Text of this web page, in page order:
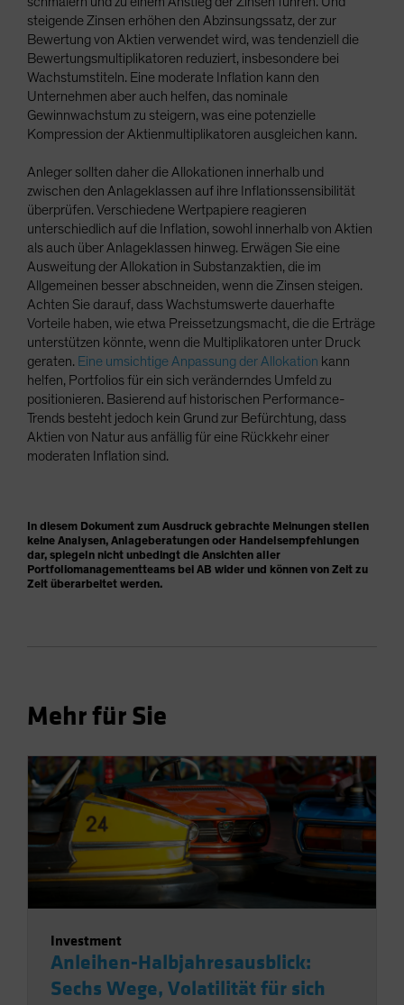
steigende Zinsen erhöhen den Abzinsungssatz, der zur
Bewertung von Aktien verwendet wird, was tendenziell die
Bewertungsmultiplikatoren reduziert, insbesondere bei
Wachstumstiteln. Eine moderate Inflation kann den
Unternehmen aber auch helfen, das nominale
Gewinnwachstum zu steigern, was eine potenzielle
Kompression der Aktienmultiplikatoren ausgleichen kann.
Anleger sollten daher die Allokationen innerhalb und
zwischen den Anlageklassen auf ihre Inflationssensibilität
überprüfen. Verschiedene Wertpapiere reagieren
unterschiedlich auf die Inflation, sowohl innerhalb von Aktien
als auch über Anlageklassen hinweg. Erwägen Sie eine
Ausweitung der Allokation in Substanzaktien, die im
Allgemeinen besser abschneiden, wenn die Zinsen steigen.
Achten Sie darauf, dass Wachstumswerte dauerhafte
Vorteile haben, wie etwa Preissetzungsmacht, die die Erträge
unterstützen könnte, wenn die Multiplikatoren unter Druck
geraten. Eine umsichtige Anpassung der Allokation kann
helfen, Portfolios für ein sich veränderndes Umfeld zu
positionieren. Basierend auf historischen Performance-
Trends besteht jedoch kein Grund zur Befürchtung, dass
Aktien von Natur aus anfällig für eine Rückkehr einer
moderaten Inflation sind.
In diesem Dokument zum Ausdruck gebrachte Meinungen stellen
keine Analysen, Anlageberatungen oder Handelsempfehlungen
dar, spiegeln nicht unbedingt die Ansichten aller
Portfoliomanagementteams bei AB wider und können von Zeit zu
Zeit überarbeitet werden.
Mehr für Sie
Investment
Anleihen-Halbjahresausblick:
Sechs Wege, Volatilität für sich